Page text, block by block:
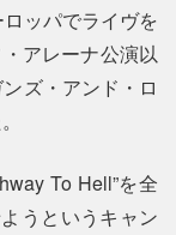
ッパでライヴを
アレーナ公演以
ズ・アンド・ロ
To Hell”を全
うというキャン